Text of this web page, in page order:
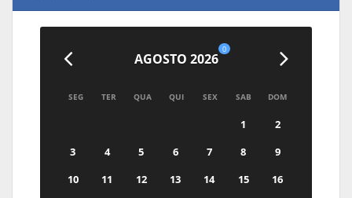
AGOSTO 2026
0
SEG TER QUA QUI SEX SAB DOM
1
2
3
4 5 6 7 8
9
10
11 12 13 14 15
16